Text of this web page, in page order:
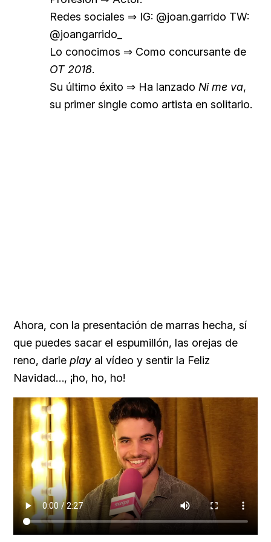
Redes sociales ⇒ IG: @joan.garrido TW:
@joangarrido_
Lo conocimos ⇒ Como concursante de
OT 2018.
Su último éxito ⇒ Ha lanzado Ni me va,
su primer single como artista en solitario.
Ahora, con la presentación de marras hecha, sí
que puedes sacar el espumillón, las orejas de
reno, darle play al vídeo y sentir la Feliz
Navidad…, ¡ho, ho, ho!